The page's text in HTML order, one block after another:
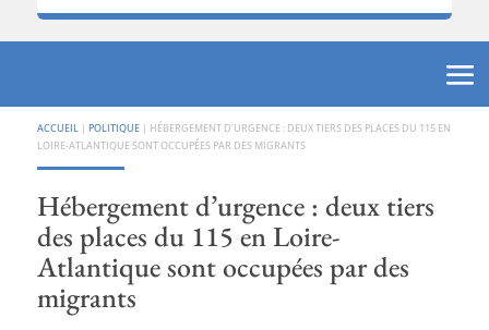
ACCUEIL | POLITIQUE| HÉBERGEMENT D’URGENCE : DEUX TIERS DES PLACES DU 115 EN
LOIRE-ATLANTIQUE SONT OCCUPÉES PAR DES MIGRANTS
Hébergement d’urgence : deux tiers
des places du 115 en Loire-
Atlantique sont occupées par des
migrants